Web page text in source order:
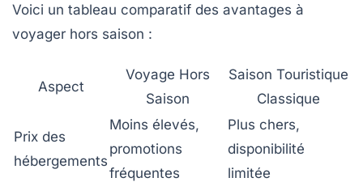
Voici un tableau comparatif des avantages à
voyager hors saison :
Aspect
Voyage Hors
Saison
Saison Touristique
Classique
Prix des
hébergements
Moins élevés,
promotions
fréquentes
Plus chers,
disponibilité
limitée